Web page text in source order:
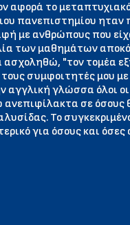
αφορά το
πανεπιστημίου ηταν
με ανθρώπους που
των μαθημάτων
"τον τομέα
συμφοιτητές μου
γλώσσα όλοι
σε
Το
για όσους και